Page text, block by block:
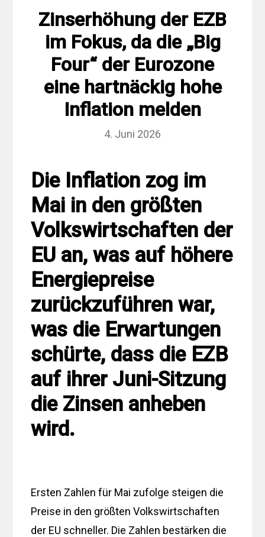
Zinserhöhung der EZB
im Fokus, da die „Big
Four“ der Eurozone
eine hartnäckig hohe
Inflation melden
4. Juni 2026
Die Inflation zog im
Mai in den größten
Volkswirtschaften der
EU an, was auf höhere
Energiepreise
zurückzuführen war,
was die Erwartungen
schürte, dass die EZB
auf ihrer Juni-Sitzung
die Zinsen anheben
wird.
Ersten Zahlen für Mai zufolge steigen die
Preise in den größten Volkswirtschaften
der EU schneller. Die Zahlen bestärken die